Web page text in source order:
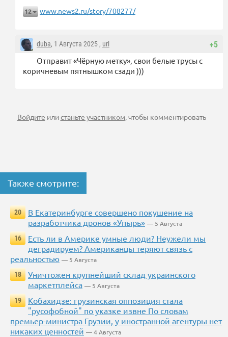
12 www.news2.ru/story/708277/
+5
duba, 1 Августа 2025 , url
Отправит «Чёрную метку», свои белые трусы с
коричневым пятнышком сзади )))
Войдите илистаньте участником, чтобы комментировать
Также смотрите:
20
В Екатеринбурге совершено покушение на
разработчика дронов «Упырь» — 5 Августа
16
Есть ли в Америке умные люди? Неужели мы
деградируем? Американцы теряют связь с
реальностью — 5 Августа
18
Уничтожен крупнейший склад украинского
маркетплейса — 5 Августа
19
Кобахидзе: грузинская оппозиция стала
"русофобной" по указке извне По словам
премьер-министра Грузии, у иностранной агентуры нет
никаких ценностей — 4 Августа